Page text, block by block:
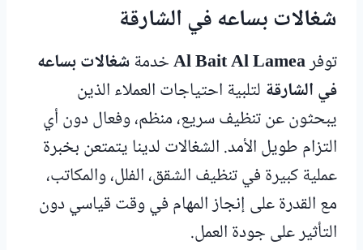
شغالات بساعه في الشارقة
توفرAl Bait Al Lameaخدمةشغالات بساعه
في الشارقة لتلبية احتياجات العملاء الذين
يبحثون عن تنظيف سريع، منظم، وفعال دون أي
التزام طويل الأمد. الشغالات لدينا يتمتعن بخبرة
عملية كبيرة في تنظيف الشقق، الفلل، والمكاتب،
مع القدرة على إنجاز المهام في وقت قياسي دون
التأثير على جودة العمل.